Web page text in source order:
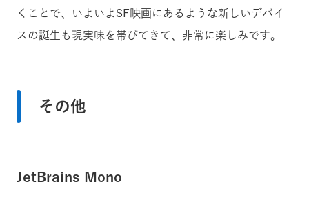
くことで、いよいよSF映画にあるような新しいデバイ
スの誕生も現実味を帯びてきて、非常に楽しみです。
その他
JetBrains Mono